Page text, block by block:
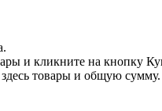
и кликните на кнопку
здесь товары и общую сумму.